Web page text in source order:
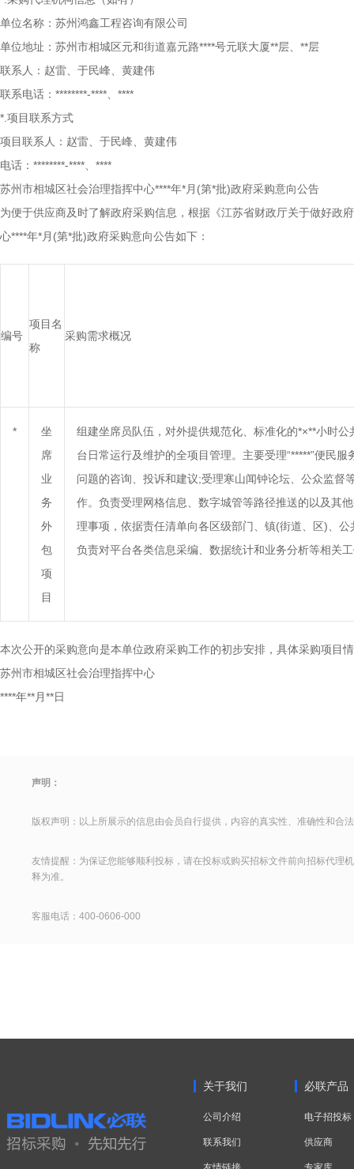
单位名称：苏州鸿鑫工程咨询有限公司
单位地址：苏州市相城区元和街道嘉元路****号元联大厦**层、**层
联系人：赵雷、于民峰、黄建伟
联系电话：********-****、****
*.项目联系方式
项目联系人：赵雷、于民峰、黄建伟
电话：********-****、****
苏州市相城区社会治理指挥中心****年*月(第*批)政府采购意向公告
为便于供应商及时了解政府采购信息，根据《江苏省财政厅关于做好政
心****年*月(第*批)政府采购意向公告如下：
编号
项目名
称
采购需求概况
*
坐
席
业
务
外
包
项
目
组建坐席员队伍，对外提供规范化、标准化的*×**小时
台日常运行及维护的全项目管理。主要受理“*****”便民
问题的咨询、投诉和建议;受理寒山闻钟论坛、公众监督
作。负责受理网格信息、数字城管等路径推送的以及其
理事项，依据责任清单向各区级部门、镇(街道、区)、
负责对平台各类信息采编、数据统计和业务分析等相关
本次公开的采购意向是本单位政府采购工作的初步安排，具体采购项目
苏州市相城区社会治理指挥中心
****年**月**日
声明：
版权声明：以上所展示的信息由会员自行提供，内容的真实性、准确性和合
友情提醒：为保证您能够顺利投标，请在投标或购买招标文件前向招标代理
释为准。
客服电话：400-0606-000
关于我们
公司介绍
联系我们
必联产品
电子招投标
供应商